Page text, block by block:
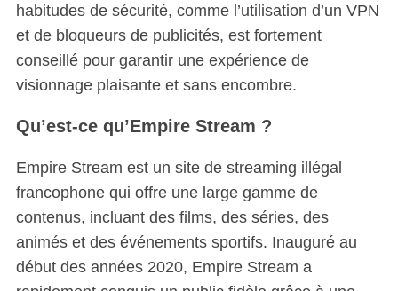
habitudes de sécurité, comme l’utilisation d’un VPN
et de bloqueurs de publicités, est fortement
conseillé pour garantir une expérience de
visionnage plaisante et sans encombre.
Qu’est-ce qu’Empire Stream ?
Empire Stream est un site de streaming illégal
francophone qui offre une large gamme de
contenus, incluant des films, des séries, des
animés et des événements sportifs. Inauguré au
début des années 2020, Empire Stream a